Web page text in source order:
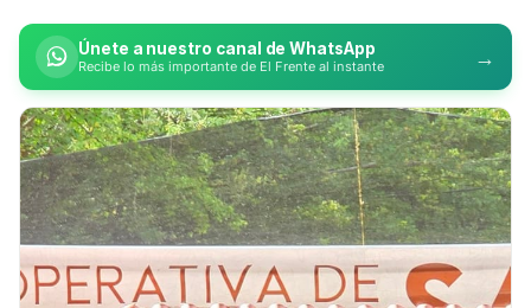
Únete a nuestro canal de WhatsApp
Recibe lo más importante de El Frente al instante →